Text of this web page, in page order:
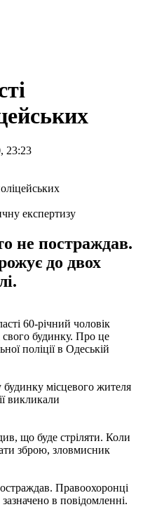
23:23
експертизу
не постраждав.
до двох
60-річний чоловік
свого будинку. Про це
поліції в Одеській
будинку місцевого жителя
викликали
що буде стріляти. Коли
зброю, зловмисник
Правоохоронці
в повідомленні.